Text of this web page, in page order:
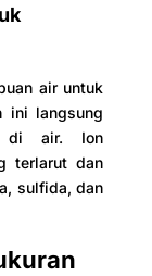
air untuk
ini langsung
di air. Ion
terlarut dan
sulfida, dan